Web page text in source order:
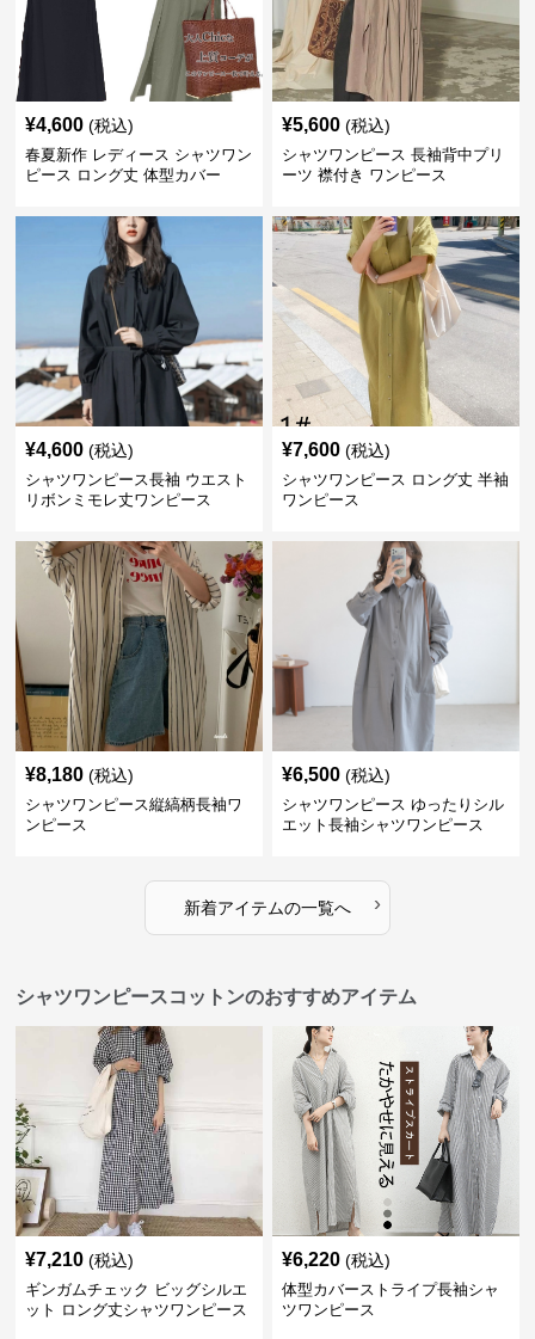
¥4,600 (税込)
春夏新作 レディース シャツワン
ピース ロング丈 体型カバー
¥5,600 (税込)
シャツワンピース 長袖背中プリ
ーツ 襟付き ワンピース
¥4,600 (税込)
シャツワンピース長袖 ウエスト
リボンミモレ丈ワンピース
¥7,600 (税込)
シャツワンピース ロング丈 半袖
ワンピース
¥8,180 (税込)
シャツワンピース縦縞柄長袖ワ
ンピース
¥6,500 (税込)
シャツワンピース ゆったりシル
エット長袖シャツワンピース
新着アイテムの一覧へ ›
シャツワンピースコットンのおすすめアイテム
¥7,210 (税込)
ギンガムチェック ビッグシルエ
ット ロング丈シャツワンピース
¥6,220 (税込)
体型カバーストライプ長袖シャ
ツワンピース